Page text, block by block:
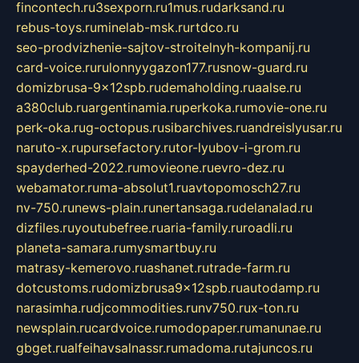
fincontech.ru3sexporn.ru1mus.rudarksand.ru
rebus-toys.ruminelab-msk.rurtdco.ru
seo-prodvizhenie-sajtov-stroitelnyh-kompanij.ru
card-voice.rurulonnyygazon177.rusnow-guard.ru
domizbrusa-9x12spb.rudemaholding.ruaalse.ru
a380club.ruargentinamia.ruperkoka.rumovie-one.ru
perk-oka.rug-octopus.rusibarchives.ruandreislyusar.ru
naruto-x.rupursefactory.rutor-lyubov-i-grom.ru
spayderhed-2022.rumovieone.ruevro-dez.ru
webamator.ruma-absolut1.ruavtopomosch27.ru
nv-750.runews-plain.runertansaga.rudelanalad.ru
dizfiles.ruyoutubefree.ruaria-family.ruroadli.ru
planeta-samara.rumysmartbuy.ru
matrasy-kemerovo.ruashanet.rutrade-farm.ru
dotcustoms.rudomizbrusa9x12spb.ruautodamp.ru
narasimha.rudjcommodities.runv750.rux-ton.ru
newsplain.rucardvoice.rumodopaper.rumanunae.ru
gbget.rualfeihavsalnassr.rumadoma.rutajuncos.ru